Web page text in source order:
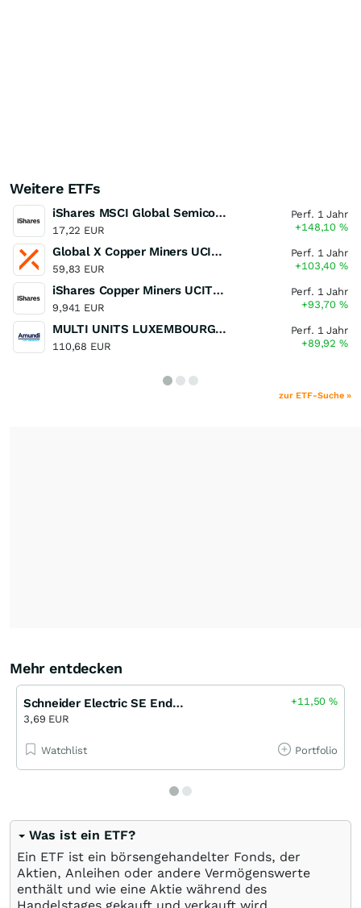
Weitere ETFs
iShares MSCI Global Semiconductors UCITS ETF USD (Acc)
17,22 EUR
Perf. 1 Jahr
+148,10%
Global X Copper Miners UCITS ETF USD Acc
59,83 EUR
Perf. 1 Jahr
+103,40%
iShares Copper Miners UCITS ETF
9,941 EUR
Perf. 1 Jahr
+93,70%
MULTI UNITS LUXEMBOURG - Lyxor MSCI Semiconductors ESG Filtered
110,68 EUR
Perf. 1 Jahr
+89,92%
zur ETF-Suche »
Mehr entdecken
Schneider Electric SE Endlos Turbo Long Open-End (UBS)
3,69 EUR
+11,50%
Watchlist Portfolio
Was ist ein ETF?
Ein ETF ist ein börsengehandelter Fonds, der
Aktien, Anleihen oder andere Vermögenswerte
enthält und wie eine Aktie während des